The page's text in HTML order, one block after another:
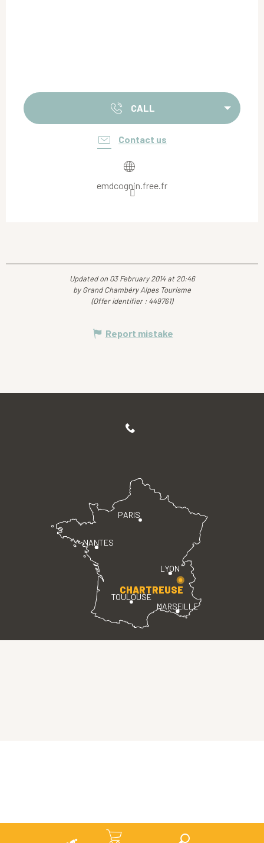
CALL
Contact us
emdcognin.free.fr
Updated on 03 February 2014 at 20:46
by Grand Chambéry Alpes Tourisme
(Offer identifier : 449761)
Report mistake
PARIS
LYON
TOULOUSE
MARSEILLE
NANTES
CHARTREUSE